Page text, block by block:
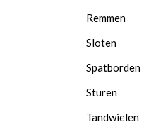
Remmen
Sloten
Spatborden
Sturen
Tandwielen